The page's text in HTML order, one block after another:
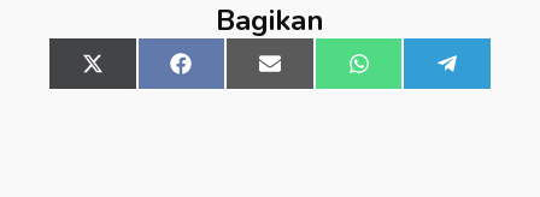
Bagikan
Share
on
X
(Twitter)
Share
on
FacebookShare
on
Email Share
on
WhatsApp
on